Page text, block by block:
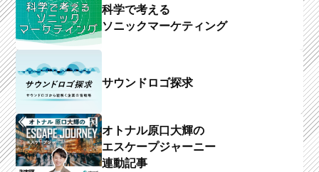
科学で考える
ソニックマーケティング
サウンドロゴ探求
オトナル原口大輝の
エスケープジャーニー
連動記事